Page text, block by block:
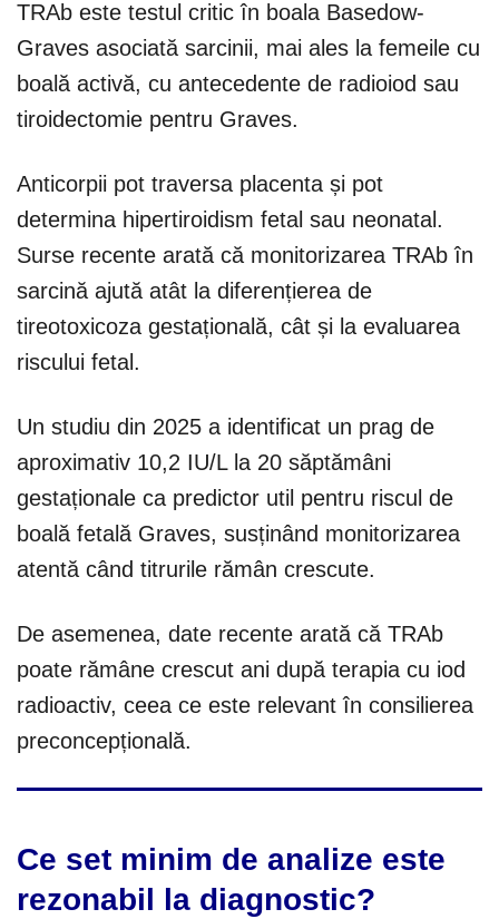
TRAb este testul critic în boala Basedow-
Graves asociată sarcinii, mai ales la femeile cu
boală activă, cu antecedente de radioiod sau
tiroidectomie pentru Graves.
Anticorpii pot traversa placenta și pot
determina hipertiroidism fetal sau neonatal.
Surse recente arată că monitorizarea TRAb în
sarcină ajută atât la diferențierea de
tireotoxicoza gestațională, cât și la evaluarea
riscului fetal.
Un studiu din 2025 a identificat un prag de
aproximativ 10,2 IU/L la 20 săptămâni
gestaționale ca predictor util pentru riscul de
boală fetală Graves, susținând monitorizarea
atentă când titrurile rămân crescute.
De asemenea, date recente arată că TRAb
poate rămâne crescut ani după terapia cu iod
radioactiv, ceea ce este relevant în consilierea
preconcepțională.
Ce set minim de analize este
rezonabil la diagnostic?